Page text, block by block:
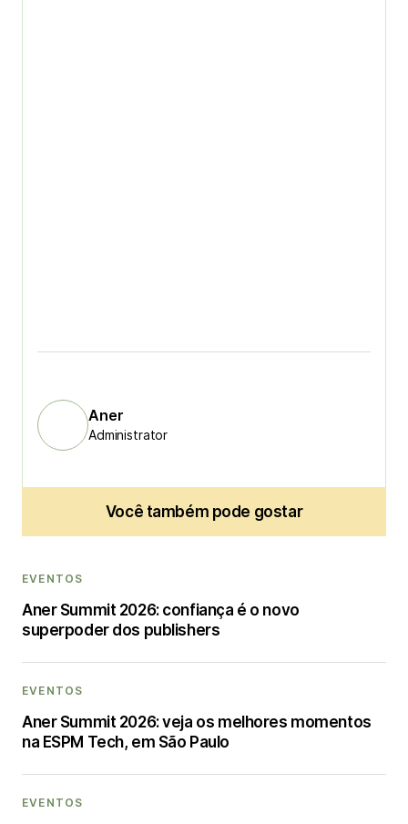
Aner
Administrator
Você também pode gostar
EVENTOS
Aner Summit 2026: confiança é o novo
superpoder dos publishers
EVENTOS
Aner Summit 2026: veja os melhores momentos
na ESPM Tech, em São Paulo
EVENTOS